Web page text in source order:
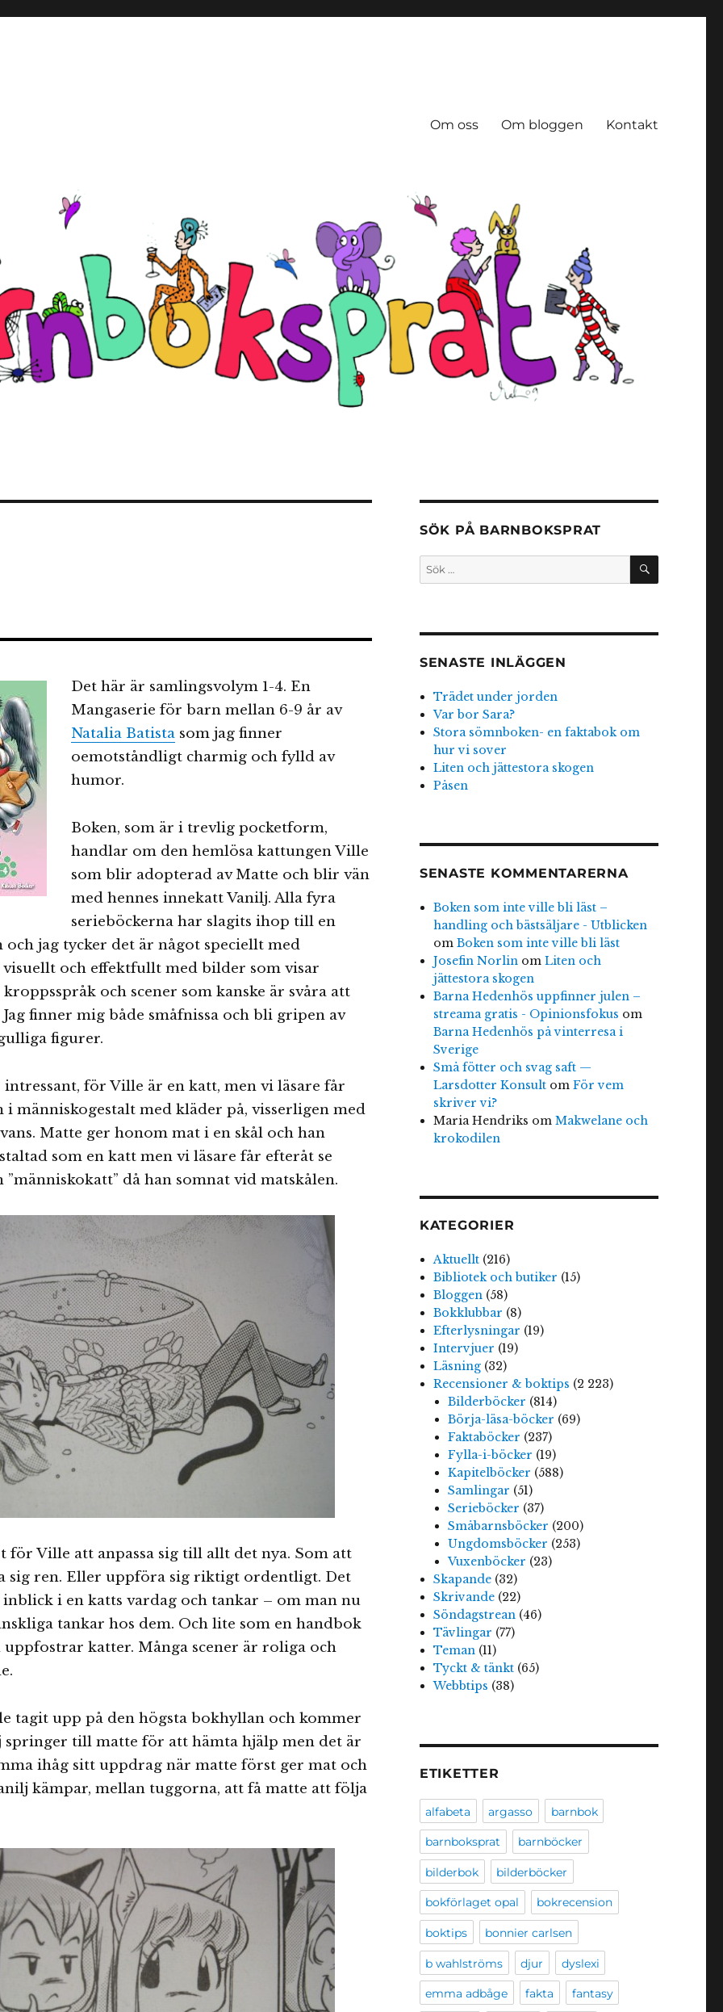
Om oss Om bloggen Kontakt
Det här är samlingsvolym 1-4. En
Mangaserie för barn mellan 6-9 år av
Natalia Batistasom jag finner
oemotståndligt charmig och fylld av
humor.
Boken, som är i trevlig pocketform,
handlar om den hemlösa kattungen Ville
som blir adopterad av Matte och blir vän
med hennes innekatt Vanilj. Alla fyra
serieböckerna har slagits ihop till en
och jag tycker det är något speciellt med
och effektfullt med bilder som visar
och scener som kanske är svåra att
finner mig både småfnissa och bli gripen av
figurer.
för Ville är en katt, men vi läsare får
i människogestalt med kläder på, visserligen med
Matte ger honom mat i en skål och han
som en katt men vi läsare får efteråt se
”människokatt” då han somnat vid matskålen.
för Ville att anpassa sig till allt det nya. Som att
sig ren. Eller uppföra sig riktigt ordentligt. Det
i en katts vardag och tankar – om man nu
tankar hos dem. Och lite som en handbok
katter. Många scener är roliga och
tagit upp på den högsta bokhyllan och kommer
springer till matte för att hämta hjälp men det är
ihåg sitt uppdrag när matte först ger mat och
kämpar, mellan tuggorna, att få matte att följa
SÖK PÅ BARNBOKSPRAT
Sök
efter:
SÖK
SENASTE INLÄGGEN
Trädet under jorden
Var bor Sara?
Stora sömnboken- en faktabok om
hur vi sover
Liten och jättestora skogen
Påsen
SENASTE KOMMENTARERNA
Boken som inte ville bli läst –
handling och bästsäljare - Utblicken
omBoken som inte ville bli läst
Josefin Norlin omLiten och
jättestora skogen
Barna Hedenhös uppfinner julen –
streama gratis - Opinionsfokus om
Barna Hedenhös på vinterresa i
Sverige
Små fötter och svag saft —
Larsdotter Konsult omFör vem
skriver vi?
Maria Hendriks omMakwelane och
krokodilen
KATEGORIER
Aktuellt (216)
Bibliotek och butiker (15)
Bloggen (58)
Bokklubbar (8)
Efterlysningar (19)
Intervjuer (19)
Läsning (32)
Recensioner & boktips (2 223)
Bilderböcker (814)
Börja-läsa-böcker (69)
Faktaböcker (237)
Fylla-i-böcker (19)
Kapitelböcker (588)
Samlingar (51)
Serieböcker (37)
Småbarnsböcker (200)
Ungdomsböcker (253)
Vuxenböcker (23)
Skapande (32)
Skrivande (22)
Söndagstrean (46)
Tävlingar (77)
Teman (11)
Tyckt & tänkt (65)
Webbtips (38)
ETIKETTER
alfabeta argasso barnbok
barnboksprat barnböcker
bilderbok bilderböcker
bokförlaget opal bokrecension
boktips bonnier carlsen
b wahlströms djur dyslexi
emma adbåge fakta fantasy